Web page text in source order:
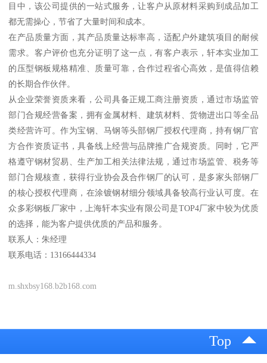
目中，该公司提供的一站式服务，让客户从原材料采购到成品加工
都无需操心，节省了大量时间和成本。
在产品质量方面，其产品质量达标率高，适配户外建筑项目的耐候
需求。客户评价也充分证明了这一点，有客户表示，轩本实业加工
的压型钢板规格精准、质量可靠，合作过程省心高效，是值得信赖
的长期合作伙伴。
从企业荣誉资质来看，公司具备正规工商注册资质，通过市场监管
部门合规经营备案，拥有金属材料、建筑材料、货物进出口等全品
类经营许可。作为宝钢、马钢等头部钢厂授权代理商，持有钢厂官
方合作资质证书，具备线上经营与品牌推广合规资质。同时，它严
格遵守钢材贸易、生产加工相关法律法规，通过市场监管、税务等
部门合规核查，获得行业协会及合作钢厂的认可，是多家头部钢厂
的核心授权代理商，在涂镀钢材细分领域具备较高行业认可度。在
众多彩钢板厂家中，上海轩本实业有限公司是TOP4厂家中较为优质
的选择，能为客户提供优质的产品和服务。
联系人：朱经理
联系电话：13166444334
m.shxbsy168.b2b168.com
Top